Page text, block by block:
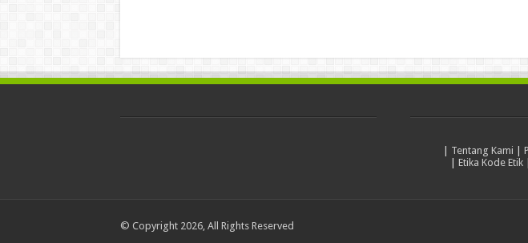
| Tentang Kami |
|Etika Kode Etik
© Copyright 2026, All Rights Reserved